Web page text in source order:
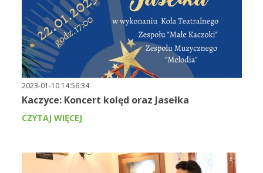
2023-01-10 14:56:34
Kaczyce: Koncert kolęd oraz Jasełka
CZYTAJ WIĘCEJ